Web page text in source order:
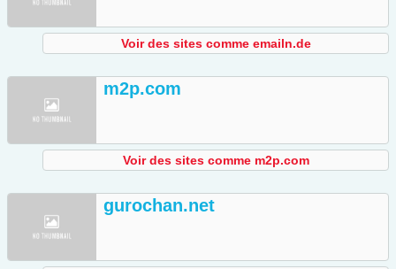
Voir des sites comme emailn.de
m2p.com
Voir des sites comme m2p.com
gurochan.net